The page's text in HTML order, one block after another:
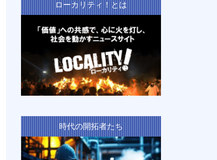
ローカリティ！とは
時代の開拓者たち